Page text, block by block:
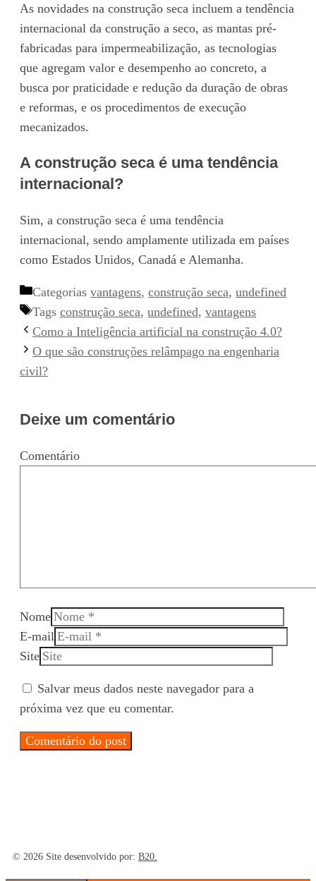
As novidades na construção seca incluem a tendência
internacional da construção a seco, as mantas pré-
fabricadas para impermeabilização, as tecnologias
que agregam valor e desempenho ao concreto, a
busca por praticidade e redução da duração de obras
e reformas, e os procedimentos de execução
mecanizados.
A construção seca é uma tendência
internacional?
Sim, a construção seca é uma tendência
internacional, sendo amplamente utilizada em países
como Estados Unidos, Canadá e Alemanha.
Categorias vantagens, construção seca, undefined
Tags construção seca, undefined, vantagens
Como a Inteligência artificial na construção 4.0?
O que são construções relâmpago na engenharia
civil?
Deixe um comentário
Comentário
Nome
E-mail
Site
Salvar meus dados neste navegador para a
próxima vez que eu comentar.
© 2026 Site desenvolvido por: B20.